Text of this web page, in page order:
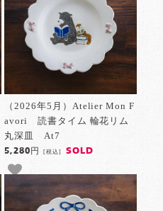
（2026年5月）Atelier Mon F
avori 読書タイム 輪花リム
丸深皿 At7
5,280円 [税込] SOLD